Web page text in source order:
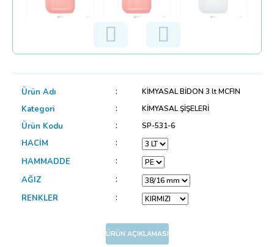
Ürün Adı KİMYASAL BİDON 3 lt MCFIN
Kategori KİMYASAL ŞİŞELERİ
Ürün Kodu SP-531-6
HACİM
HAMMADDE
AĞIZ
RENKLER
ÜRÜN AÇIKLAMASI